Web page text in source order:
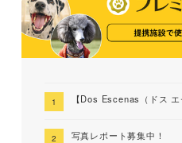
【Dos Escenas（ドス
写真レポート募集中！